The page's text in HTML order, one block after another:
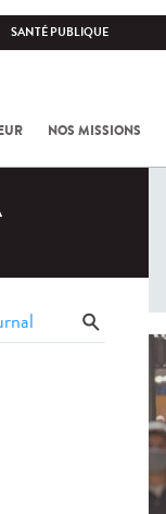
SANTÉ PUBLIQUE
NOS MISSIONS